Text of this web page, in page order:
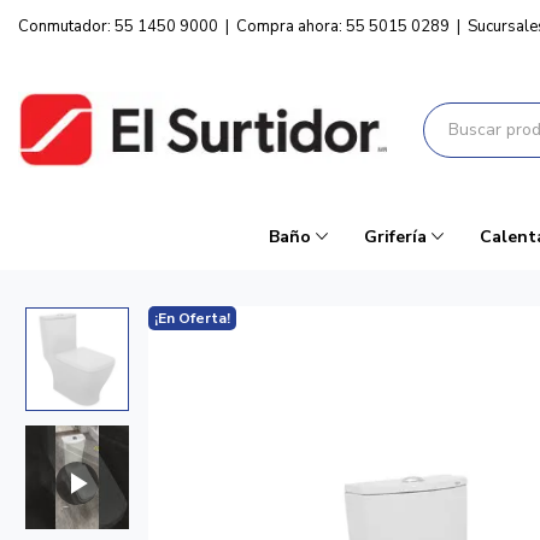
Conmutador: 55 1450 9000 | Compra ahora: 55 5015 0289 |
Baño Grifería
¡En Oferta!